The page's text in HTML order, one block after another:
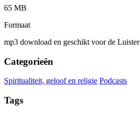
65 MB
Formaat
mp3 download en geschikt voor de
Categorieën
Spiritualiteit, geloof en religie Podcasts
Tags